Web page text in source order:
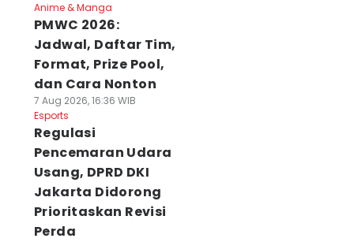
Anime & Manga
PMWC 2026:
Jadwal, Daftar Tim,
Format, Prize Pool,
dan Cara Nonton
7 Aug 2026, 16:36 WIB
Esports
Regulasi
Pencemaran Udara
Usang, DPRD DKI
Jakarta Didorong
Prioritaskan Revisi
Perda